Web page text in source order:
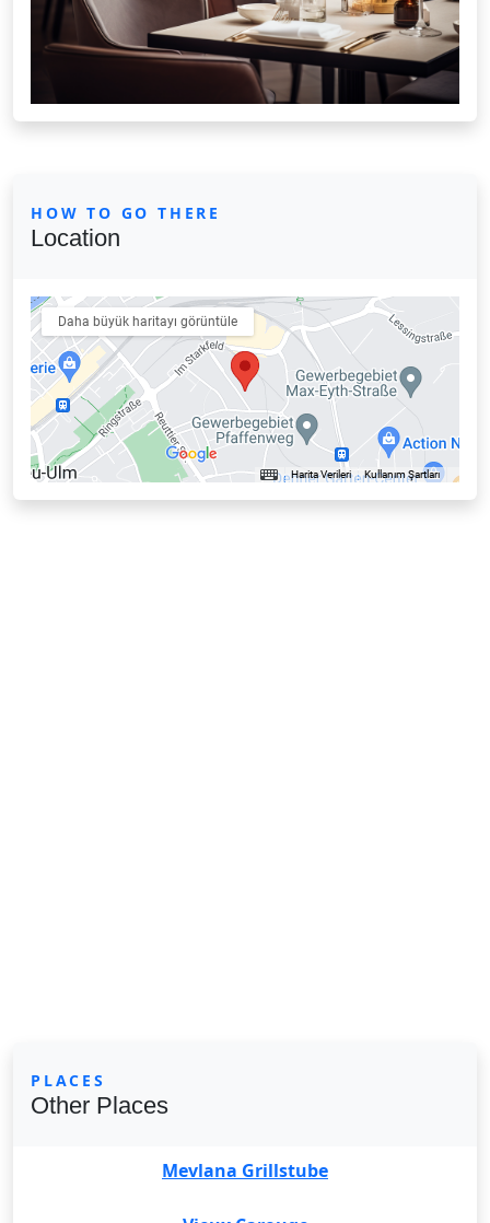
HOW TO GO THERE
Location
PLACES
Other Places
Mevlana Grillstube